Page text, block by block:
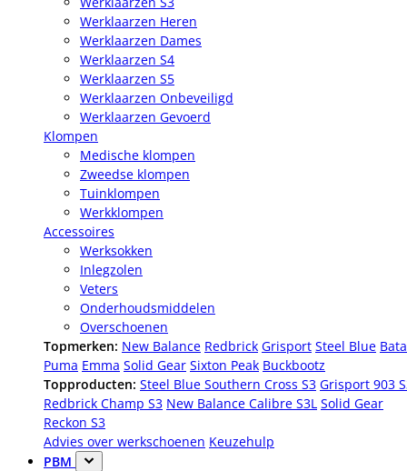
Werklaarzen Heren
Werklaarzen Dames
Werklaarzen S4
Werklaarzen S5
Werklaarzen Onbeveiligd
Werklaarzen Gevoerd
Klompen
Medische klompen
Zweedse klompen
Tuinklompen
Werkklompen
Accessoires
Werksokken
Inlegzolen
Veters
Onderhoudsmiddelen
Overschoenen
Topmerken: New Balance Redbrick Grisport Steel Blue Bata
Puma Emma Solid Gear Sixton Peak Buckbootz
Topproducten: Steel Blue Southern Cross S3 Grisport 903
Redbrick Champ S3 New Balance Calibre S3L Solid Gear
Reckon S3
Advies over werkschoenen Keuzehulp
PBM